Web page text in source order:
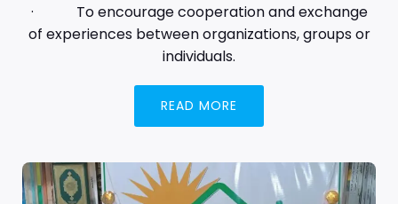
· To encourage cooperation and exchange
of experiences between organizations, groups or
individuals.
READ MORE